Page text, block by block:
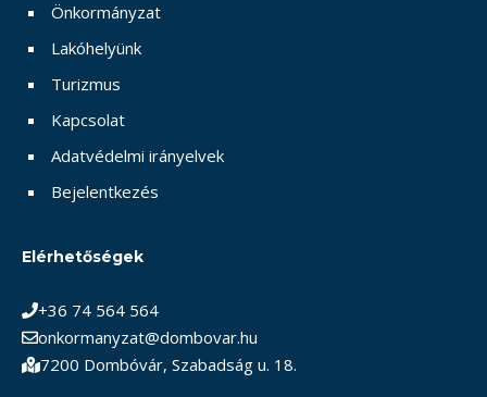
Önkormányzat
Lakóhelyünk
Turizmus
Kapcsolat
Adatvédelmi irányelvek
Bejelentkezés
Elérhetőségek
+36 74 564 564
onkormanyzat@dombovar.hu
7200 Dombóvár, Szabadság u. 18.